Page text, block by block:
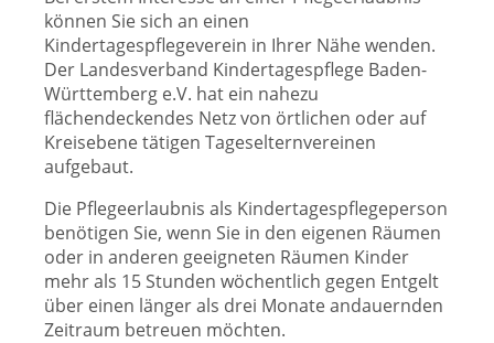
können Sie sich an einen
Kindertagespflegeverein in Ihrer Nähe wenden.
Der Landesverband Kindertagespflege Baden-
Württemberg e.V. hat ein nahezu
flächendeckendes Netz von örtlichen oder auf
Kreisebene tätigen Tageselternvereinen
aufgebaut.
Die Pflegeerlaubnis als Kindertagespflegeperson
benötigen Sie, wenn Sie in den eigenen Räumen
oder in anderen geeigneten Räumen Kinder
mehr als 15 Stunden wöchentlich gegen Entgelt
über einen länger als drei Monate andauernden
Zeitraum betreuen möchten.